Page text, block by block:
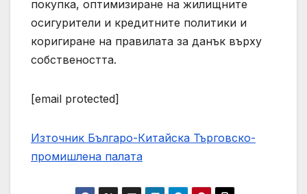
покупка, оптимизиране на жилищните
осигурители и кредитните политики и
коригиране на правилата за данък върху
собствеността.
[email protected]
Източник Българо-Китайска Търговско-
промишлена палaта